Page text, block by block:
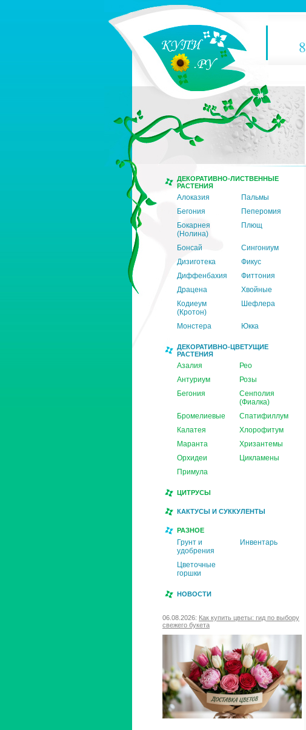
8
ДЕКОРАТИВНО-ЛИСТВЕННЫЕ
РАСТЕНИЯ
Алоказия
Пальмы
Бегония
Пеперомия
Бокарнея
(Нолина)
Плющ
Бонсай
Сингониум
Дизиготека
Фикус
Диффенбахия
Фиттония
Драцена
Хвойные
Кодиеум
(Кротон)
Шефлера
Монстера Юкка
ДЕКОРАТИВНО-ЦВЕТУЩИЕ
РАСТЕНИЯ
Азалия
Рео
Антуриум
Розы
Бегония
Сенполия
(Фиалка)
Бромелиевые
Спатифиллум
Калатея
Хлорофитум
Маранта
Хризантемы
Орхидеи
Цикламены
Примула
ЦИТРУСЫ
КАКТУСЫ И СУККУЛЕНТЫ
РАЗНОЕ
Грунт и
удобрения
Инвентарь
Цветочные
горшки
НОВОСТИ
06.08.2026: Как купить цветы: гид по выбору
свежего букета